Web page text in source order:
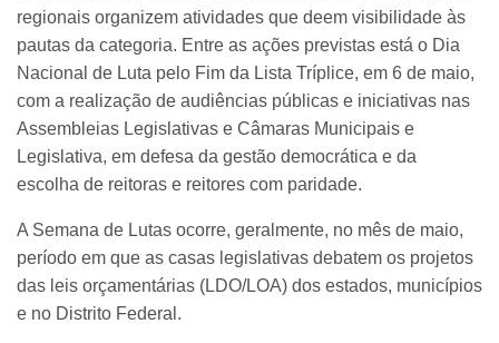
regionais organizem atividades que deem visibilidade às
pautas da categoria. Entre as ações previstas está o Dia
Nacional de Luta pelo Fim da Lista Tríplice, em 6 de maio,
com a realização de audiências públicas e iniciativas nas
Assembleias Legislativas e Câmaras Municipais e
Legislativa, em defesa da gestão democrática e da
escolha de reitoras e reitores com paridade.
A Semana de Lutas ocorre, geralmente, no mês de maio,
período em que as casas legislativas debatem os projetos
das leis orçamentárias (LDO/LOA) dos estados, municípios
e no Distrito Federal.